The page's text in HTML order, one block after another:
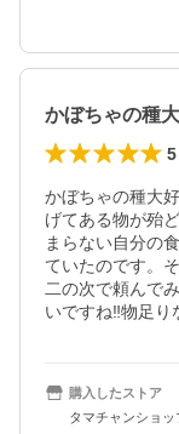
5
かぼちゃの種大
げてある物が殆
まらない自分の
ていたのです。
二の次で頼んで
いですね‼︎物足り
購入したストア
タマチャンショッ